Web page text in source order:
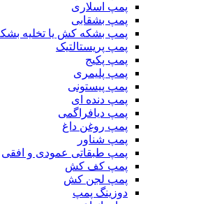
پمپ اسلاری
پمپ بشقابی
پمپ بشکه کش یا تخلیه
پمپ پریستالتیک
پمپ پکیج
پمپ پلیمری
پمپ پیستونی
پمپ دنده ای
پمپ دیافراگمی
پمپ روغن داغ
پمپ شناور
پمپ طبقاتی عمودی و افقی
پمپ کف کش
پمپ لجن کش
دوزینگ پمپ